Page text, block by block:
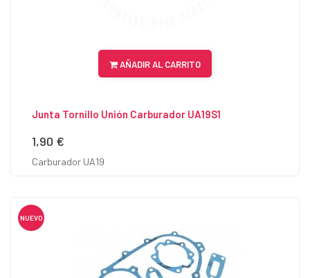
AÑADIR AL CARRITO
Junta Tornillo Unión Carburador UA19S1
Precio
1,90 €
Carburador UA19
NUEVO